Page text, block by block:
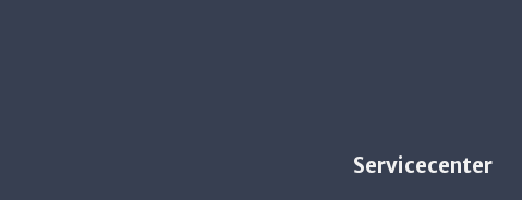
Servicecenter